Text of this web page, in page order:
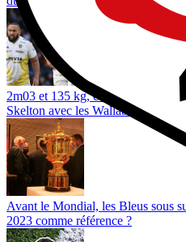
2m03 et 135 kg, cet ancien
Skelton avec les Wallabies ?
Avant le Mondial, les Bleus sous
2023 comme référence ?